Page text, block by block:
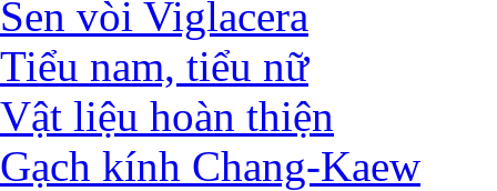
Sen vòi Viglacera
Tiểu nam, tiểu nữ
Vật liệu hoàn thiện
Gạch kính Chang-Kaew